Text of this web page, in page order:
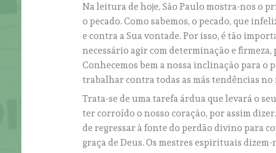
Na leitura de hoje, São Paulo mostra-nos o
o pecado. Como sabemos, o pecado, que
e contra a Sua vontade. Por isso, é tão
necessário agir com determinação e
Conhecemos bem a nossa inclinação para o
trabalhar contra todas as más tendências no
Trata-se de uma tarefa árdua que levará o
ter corroído o nosso coração, por assim
de regressar à fonte do perdão divino para
graça de Deus. Os mestres espirituais